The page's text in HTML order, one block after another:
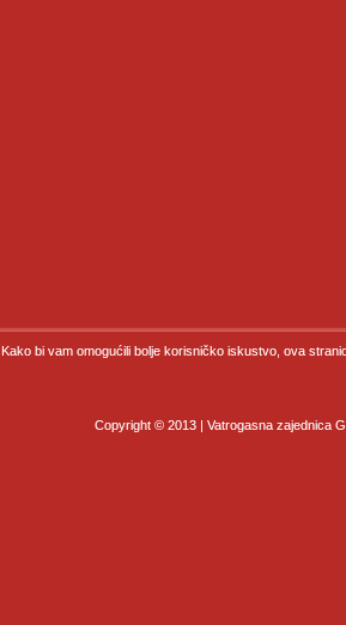
Kako bi vam omogućili bolje korisničko iskustvo, ova
Copyright © 2013 | Vatrogasna zajednica